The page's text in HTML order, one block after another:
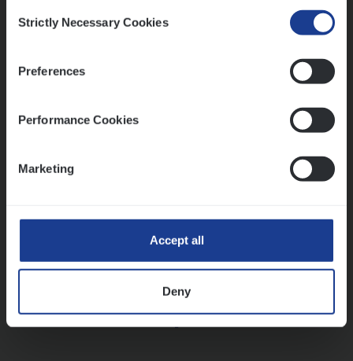
Selection
Strictly Necessary Cookies
Preferences
Performance Cookies
Marketing
Accept all
Deny
Vorige Volgende
Mathias houdt van diepgaande dossiers én droge
Thalia zoekt graag oplossingen, in games én op het
Ons sollicitatieproces